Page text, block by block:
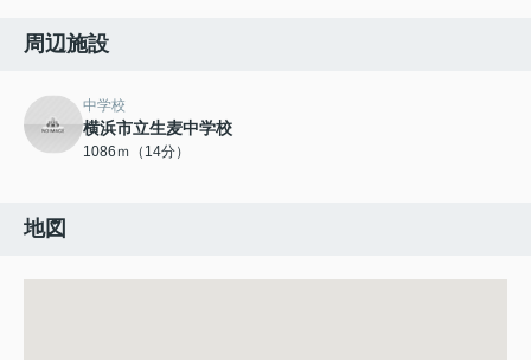
周辺施設
中学校
横浜市立生麦中学校
1086ｍ（14分）
地図